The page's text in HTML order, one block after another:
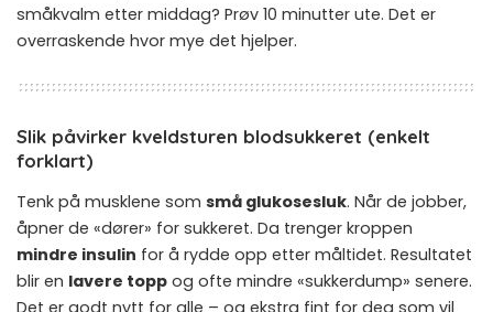
småkvalm etter middag? Prøv 10 minutter ute. Det er
overraskende hvor mye det hjelper.
Slik påvirker kveldsturen blodsukkeret (enkelt
forklart)
Tenk på musklene som små glukosesluk. Når de jobber,
åpner de «dører» for sukkeret. Da trenger kroppen
mindre insulin for å rydde opp etter måltidet. Resultatet
blir en lavere topp og ofte mindre «sukkerdump» senere.
Det er godt nytt for alle – og ekstra fint for deg som vil